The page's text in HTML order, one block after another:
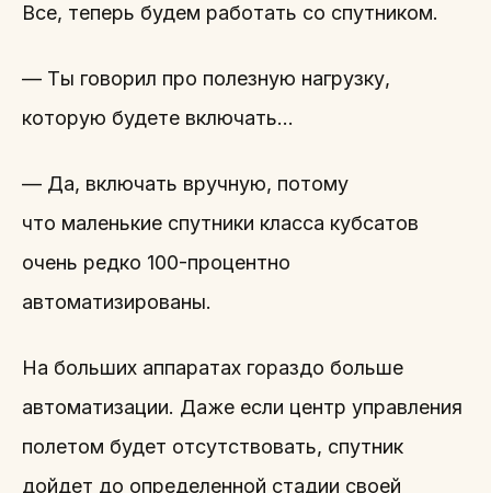
Все, теперь будем работать со спутником.
— Ты говорил про полезную нагрузку,
которую будете включать…
— Да, включать вручную, потому
что маленькие спутники класса кубсатов
очень редко 100-процентно
автоматизированы.
На больших аппаратах гораздо больше
автоматизации. Даже если центр управления
полетом будет отсутствовать, спутник
дойдет до определенной стадии своей